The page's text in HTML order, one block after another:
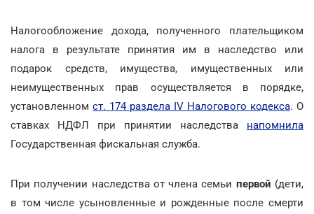
Налогообложение дохода, полученного плательщиком
налога в результате принятия им в наследство или
подарок средств, имущества, имущественных или
неимущественных прав осуществляется в порядке,
установленном ст. 174 раздела IV Налогового кодекса. О
ставках НДФЛ при принятии наследства напомнила
Государственная фискальная служба.
При получении наследства от члена семьи первой (дети,
в том числе усыновленные и рожденные после смерти